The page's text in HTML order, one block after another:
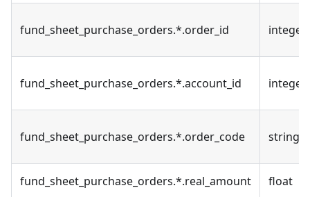
fund_sheet_purchase_orders.*.order_id integer
fund_sheet_purchase_orders.*.account_id integer
fund_sheet_purchase_orders.*.order_code string
fund_sheet_purchase_orders.*.real_amount float